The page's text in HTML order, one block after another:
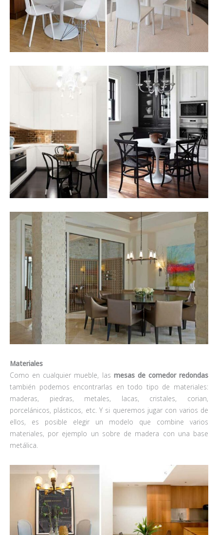
Materiales
Como en cualquier mueble, las mesas de comedor redondas
también podemos encontrarlas en todo tipo de materiales:
maderas, piedras, metales, lacas, cristales, corian,
porcelánicos, plásticos, etc. Y si queremos jugar con varios de
ellos, es posible elegir un modelo que combine varios
materiales, por ejemplo un sobre de madera con una base
metálica.